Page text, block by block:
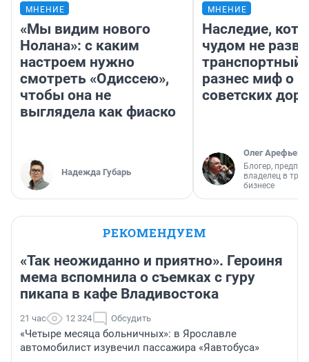
МНЕНИЕ
«Мы видим нового
Нолана»: с каким
настроем нужно
смотреть «Одиссею»,
чтобы она не
выглядела как фиаско
Надежда Губарь
МНЕНИЕ
Наследие,
чудом не
транспортный
разнес миф о
советских
Олег Арефьев
Блогер,
владелец в
бизнесе
РЕКОМЕНДУЕМ
«Так неожиданно и приятно». Героиня
мема вспомнила о съемках с гуру
пикапа в кафе Владивостока
21 час 12 324 Обсудить
«Четыре месяца больничных»: в Ярославле
автомобилист изувечил пассажира «Яавтобуса»